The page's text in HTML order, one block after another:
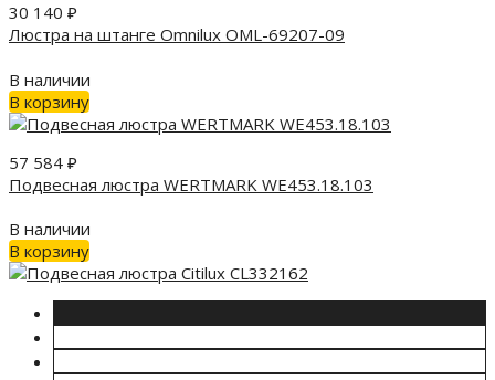
30 140 ₽
Люстра на штанге Omnilux OML-69207-09
В наличии
В корзину
57 584 ₽
Подвесная люстра WERTMARK WE453.18.103
В наличии
В корзину